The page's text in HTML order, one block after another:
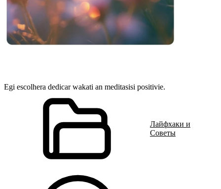
Egi escolhera dedicar wakati an meditasisi positivie.
Лайфхаки и
Советы